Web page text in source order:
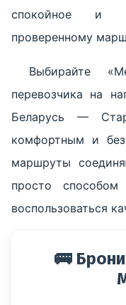
спокойное и
проверенному
Выбирайте
перевозчика на
Беларусь —
комфортным и
маршруты
просто
воспользоваться
🚌